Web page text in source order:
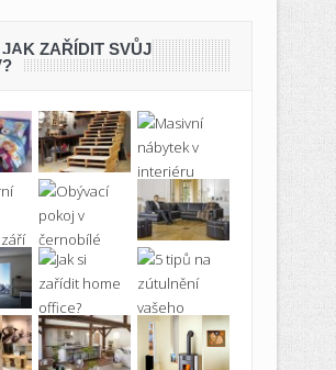
ZAŘÍDIT SVŮJ